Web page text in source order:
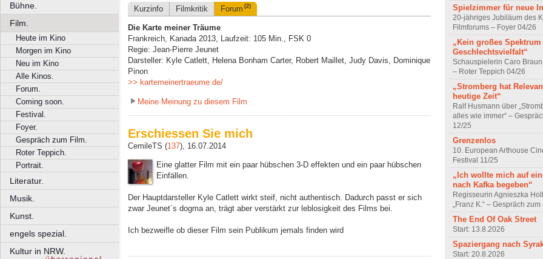
Bühne.
Film.
Heute im Kino
Morgen im Kino
Neu im Kino
Alle Kinos.
Forum.
Coming soon.
Festival.
Foyer.
Gespräch zum Film.
Roter Teppich.
Portrait.
Literatur.
Musik.
Kunst.
engels spezial.
Kultur in NRW.
Kurzinfo Filmkritik Forum (2)
Die Karte meiner Träume
Frankreich, Kanada 2013, Laufzeit: 105 Min., FSK 0
Regie: Jean-Pierre Jeunet
Darsteller: Kyle Catlett, Helena Bonham Carter, Robert Maillet, Judy Davis, Dominique
Pinon
>> kartemeinertraeume.de/
Meine Meinung zu diesem Film
Erschiessen Sie mich
CemileTS (137), 16.07.2014
Eine glatter Film mit ein paar hübschen 3-D effekten und ein paar hübschen
Einfällen.
Der Hauptdarsteller Kyle Catlett wirkt steif, nicht authentisch. Dadurch passt er sich
zwar Jeunet´s dogma an, trägt aber verstärkt zur leblosigkeit des Films bei.
Ich bezweifle ob dieser Film sein Publikum jemals finden wird
Spielzimmer für neue
20-jähriges Jubiläum des
Filmforums – Foyer 04/26
„Kein großes Spektrum
Geschlechtsvielfalt“
Schauspielerin Caro Braun
– Roter Teppich 04/26
„Stromberg hat
heutige Zeit“
Ralf Husmann über
alles wie immer“ –
12/25
Grenzenlos
10. European Arthouse
Festival 11/25
„Ich wollte mich auf
nach Kafka begeben“
Regisseurin Agnieszka
„Franz K.“ – Gespräch
The End Of Oak Street
Start: 13.8.2026
Spaziergang nach
Start: 20.8.2026